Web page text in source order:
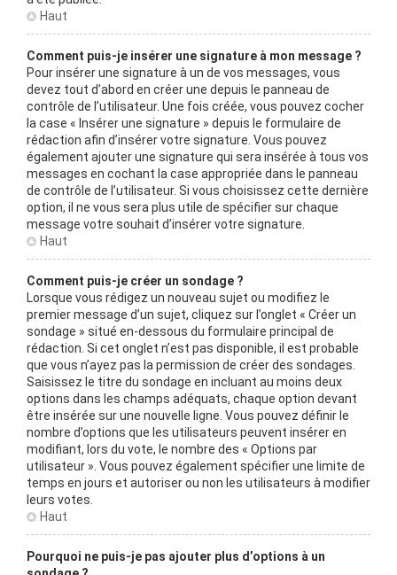
Haut
Comment puis-je insérer une signature à mon message ?
Pour insérer une signature à un de vos messages, vous
devez tout d’abord en créer une depuis le panneau de
contrôle de l’utilisateur. Une fois créée, vous pouvez cocher
la case « Insérer une signature » depuis le formulaire de
rédaction afin d’insérer votre signature. Vous pouvez
également ajouter une signature qui sera insérée à tous vos
messages en cochant la case appropriée dans le panneau
de contrôle de l’utilisateur. Si vous choisissez cette dernière
option, il ne vous sera plus utile de spécifier sur chaque
message votre souhait d’insérer votre signature.
Haut
Comment puis-je créer un sondage ?
Lorsque vous rédigez un nouveau sujet ou modifiez le
premier message d’un sujet, cliquez sur l’onglet « Créer un
sondage » situé en-dessous du formulaire principal de
rédaction. Si cet onglet n’est pas disponible, il est probable
que vous n’ayez pas la permission de créer des sondages.
Saisissez le titre du sondage en incluant au moins deux
options dans les champs adéquats, chaque option devant
être insérée sur une nouvelle ligne. Vous pouvez définir le
nombre d’options que les utilisateurs peuvent insérer en
modifiant, lors du vote, le nombre des « Options par
utilisateur ». Vous pouvez également spécifier une limite de
temps en jours et autoriser ou non les utilisateurs à modifier
leurs votes.
Haut
Pourquoi ne puis-je pas ajouter plus d’options à un